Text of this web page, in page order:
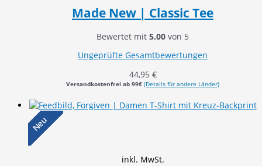
Made New | Classic Tee
Bewertet mit 5.00 von 5
Ungeprüfte Gesamtbewertungen
44,95 €
Versandkostenfrei ab 99€ (Details für andere Länder)
Neu
inkl. MwSt.